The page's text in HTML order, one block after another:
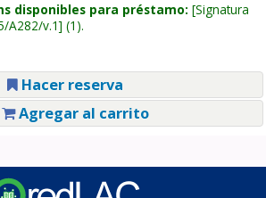
disponibles para préstamo: Signatura
A282/v.1 (1).
Hacer reserva
Agregar al carrito